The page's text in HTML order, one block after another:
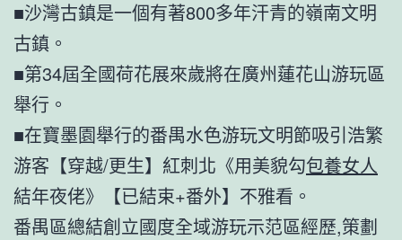
■沙灣古鎮是一個有著800多年汗青的嶺南文明
古鎮。
■第34屆全國荷花展來歲將在廣州蓮花山游玩區
舉行。
■在寶墨園舉行的番禺水色游玩文明節吸引浩繁
游客【穿越/更生】紅刺北《用美貌勾包養女人
結年夜佬》【已結束+番外】不雅看。
番禺區總結創立國度全域游玩示范區經歷,策劃